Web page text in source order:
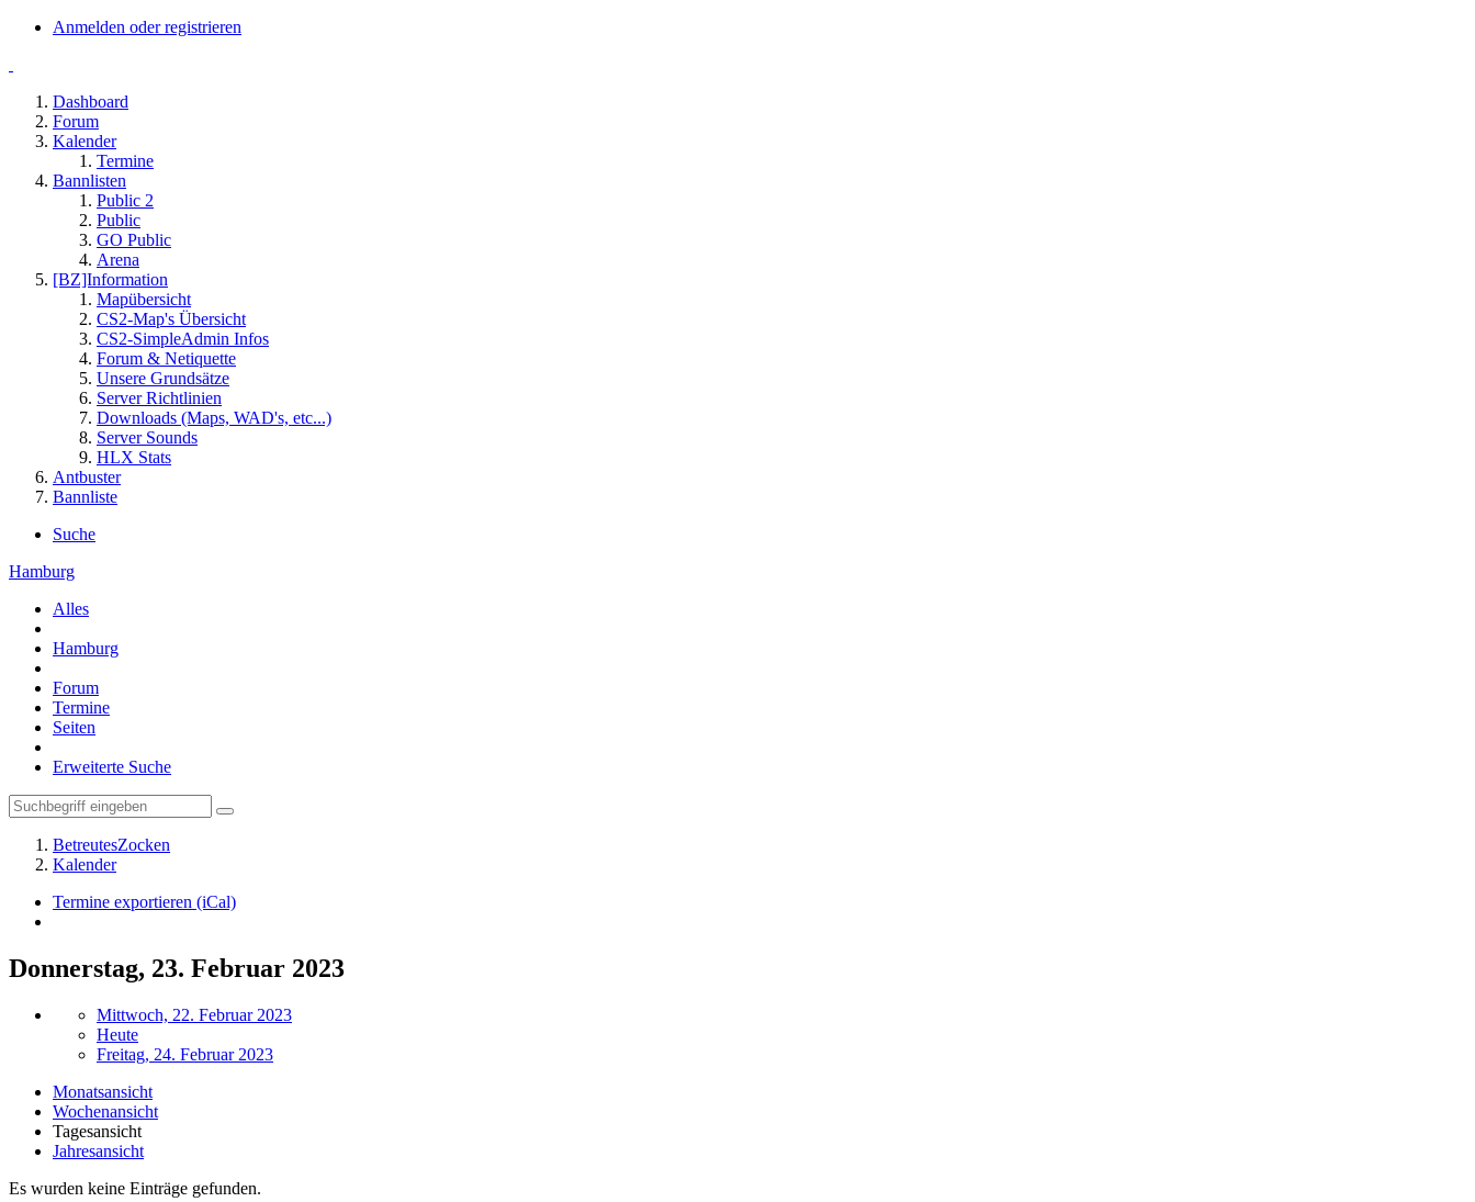
Anmelden oder registrieren
Dashboard
Forum
Kalender
Termine
Bannlisten
Public 2
Public
GO Public
Arena
[BZ]Information
Mapübersicht
CS2-Map's Übersicht
CS2-SimpleAdmin Infos
Forum & Netiquette
Unsere Grundsätze
Server Richtlinien
Downloads (Maps, WAD's, etc...)
Server Sounds
HLX Stats
Antbuster
Bannliste
Suche
Hamburg
Alles
Hamburg
Forum
Termine
Seiten
Erweiterte Suche
BetreutesZocken
Kalender
Termine exportieren (iCal)
Donnerstag, 23. Februar 2023
Mittwoch, 22. Februar 2023
Heute
Freitag, 24. Februar 2023
Monatsansicht
Wochenansicht
Tagesansicht
Jahresansicht
Es wurden keine Einträge gefunden.